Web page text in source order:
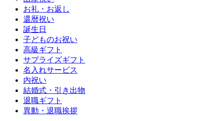
お礼・お返し
還暦祝い
誕生日
子どものお祝い
高級ギフト
サプライズギフト
名入れサービス
内祝い
結婚式・引き出物
退職ギフト
異動・退職挨拶